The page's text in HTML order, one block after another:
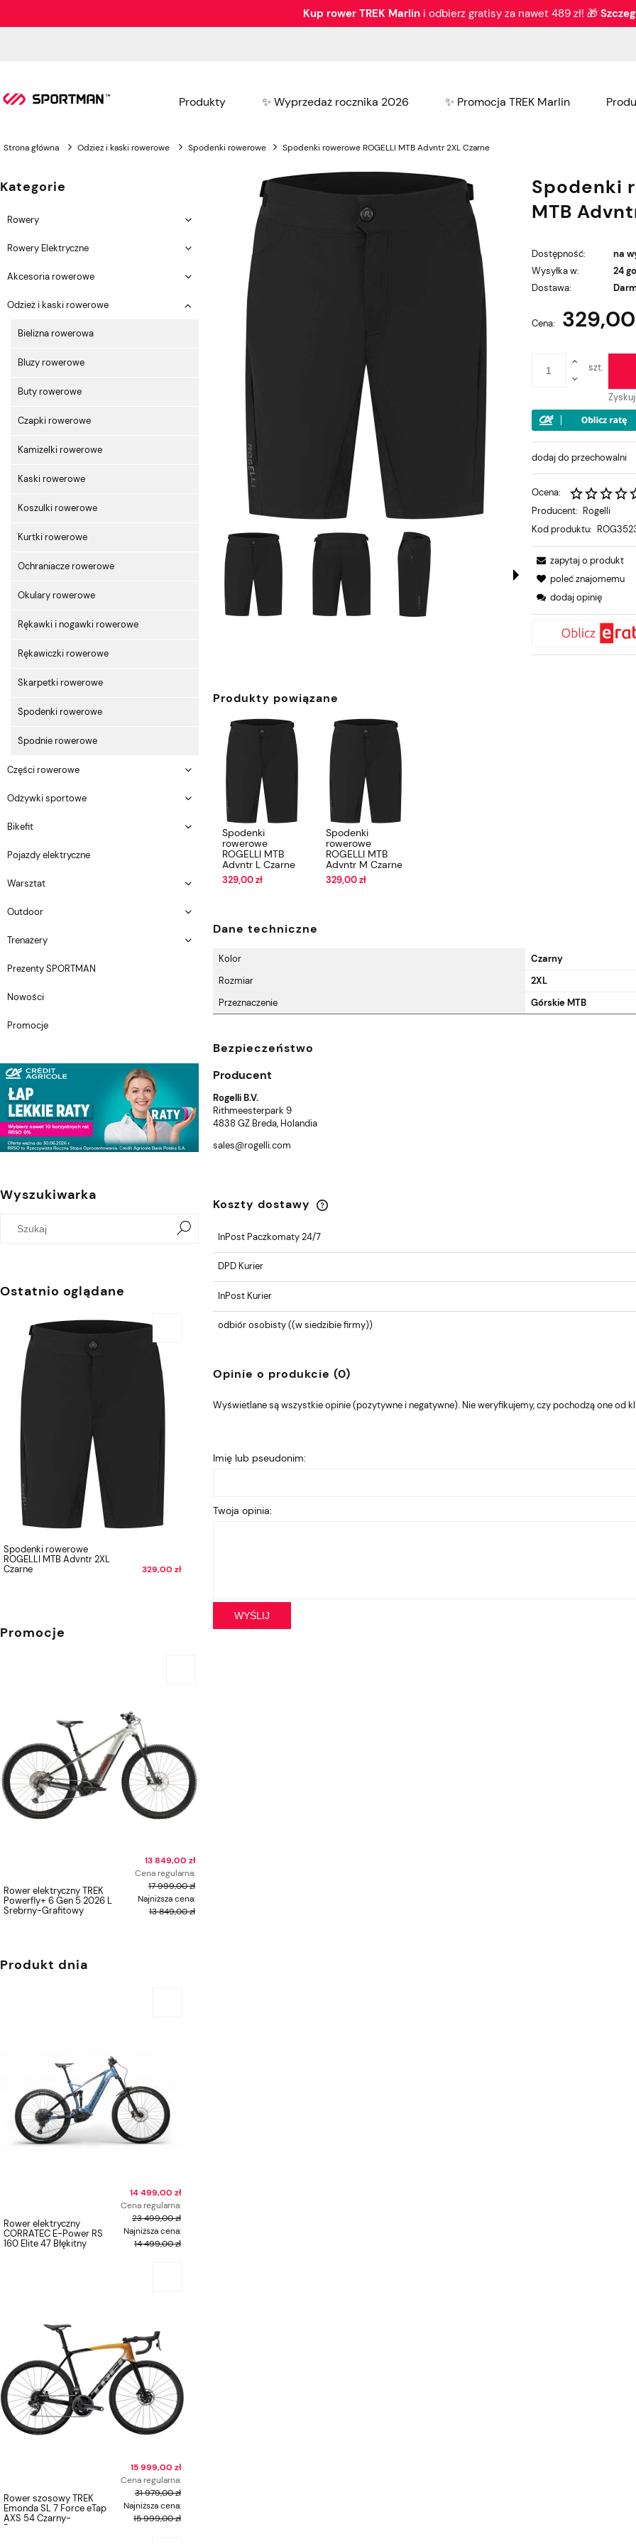
Kup rower TREK Marlini odbierz gratisy za nawet 489 zł! 🎁
Produkty ✨ Wyprzedaż rocznika 2026 ✨ Promocja TREK Marlin
Nowości Bike fitting
Strona główna Odzież i kaski rowerowe Spodenki rowerowe Spodenki rowerowe ROGELLI MTB Advntr 2XL Czarne
Kategorie
Rowery
Rowery Elektryczne
Akcesoria rowerowe
Odzież i kaski rowerowe
Bielizna rowerowa
Bluzy rowerowe
Buty rowerowe
Czapki rowerowe
Kamizelki rowerowe
Kaski rowerowe
Koszulki rowerowe
Kurtki rowerowe
Ochraniacze rowerowe
Okulary rowerowe
Rękawki i nogawki rowerowe
Rękawiczki rowerowe
Skarpetki rowerowe
Spodenki rowerowe
Spodnie rowerowe
Części rowerowe
Odżywki sportowe
Bikefit
Pojazdy elektryczne
Warsztat
Outdoor
Trenażery
Prezenty SPORTMAN
Nowości
Promocje
Wyszukiwarka
Ostatnio oglądane
Spodenki rowerowe
ROGELLI MTB Advntr 2XL
Czarne
329,00 zł
Promocje
Rower elektryczny TREK
Powerfly+ 6 Gen 5 2026 L
Srebrny-Grafitowy
13 849,00 zł
Cena regularna:
17 999,00 zł
Najniższa cena:
13 849,00 zł
Produkt dnia
Rower elektryczny
CORRATEC E-Power RS
160 Elite 47 Błękitny
14 499,00 zł
Cena regularna:
23 499,00 zł
Najniższa cena:
14 499,00 zł
Rower szosowy TREK
Emonda SL 7 Force eTap
AXS 54 Czarny-
Pomarańczowy
15 999,00 zł
Cena regularna:
31 979,00 zł
Najniższa cena:
15 999,00 zł
Spodenki
MTB
Dostępność:
na
Wysyłka w:
24
Dostawa:
Cena nie zawiera ewentualnych
Cena: 329,00
szt.
dodaj do przechowalni
Ocena:
Producent: Rogelli
Kod produktu:
zapytaj o produkt
poleć znajomemu
dodaj opinię
Produkty powiązane
Spodenki
rowerowe
ROGELLI MTB
Advntr L Czarne
329,00 zł
Spodenki
rowerowe
ROGELLI MTB
Advntr M Czarne
329,00 zł
Dane techniczne
Kolor
Czarny
Rozmiar
2XL
Przeznaczenie
Górskie MTB
Bezpieczeństwo
Producent
Rogelli B.V.
Rithmeesterpark 9
4838 GZ Breda, Holandia
sales@rogelli.com
Koszty dostawy
kosztów płatności
InPost Paczkomaty 24/7
DPD Kurier
InPost Kurier
odbiór osobisty((w siedzibie firmy))
Opinie o produkcie (0)
Wyświetlane są wszystkie opinie (pozytywne i negatywne). Nie weryfikujemy, czy pochodzą one od
Imię lub pseudonim:
Twoja opinia:
WYŚLIJ